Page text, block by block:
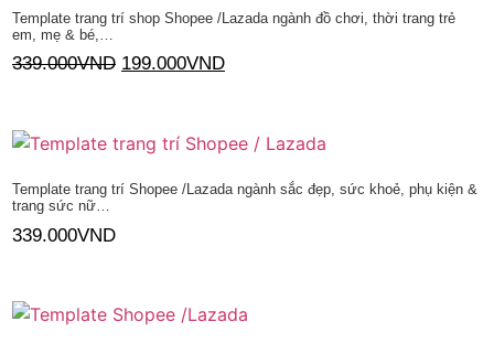
Template trang trí shop Shopee /Lazada ngành đồ chơi, thời trang trẻ
em, mẹ & bé,…
339.000VND 199.000VND
Template trang trí Shopee /Lazada ngành sắc đẹp, sức khoẻ, phụ kiện &
trang sức nữ…
339.000VND